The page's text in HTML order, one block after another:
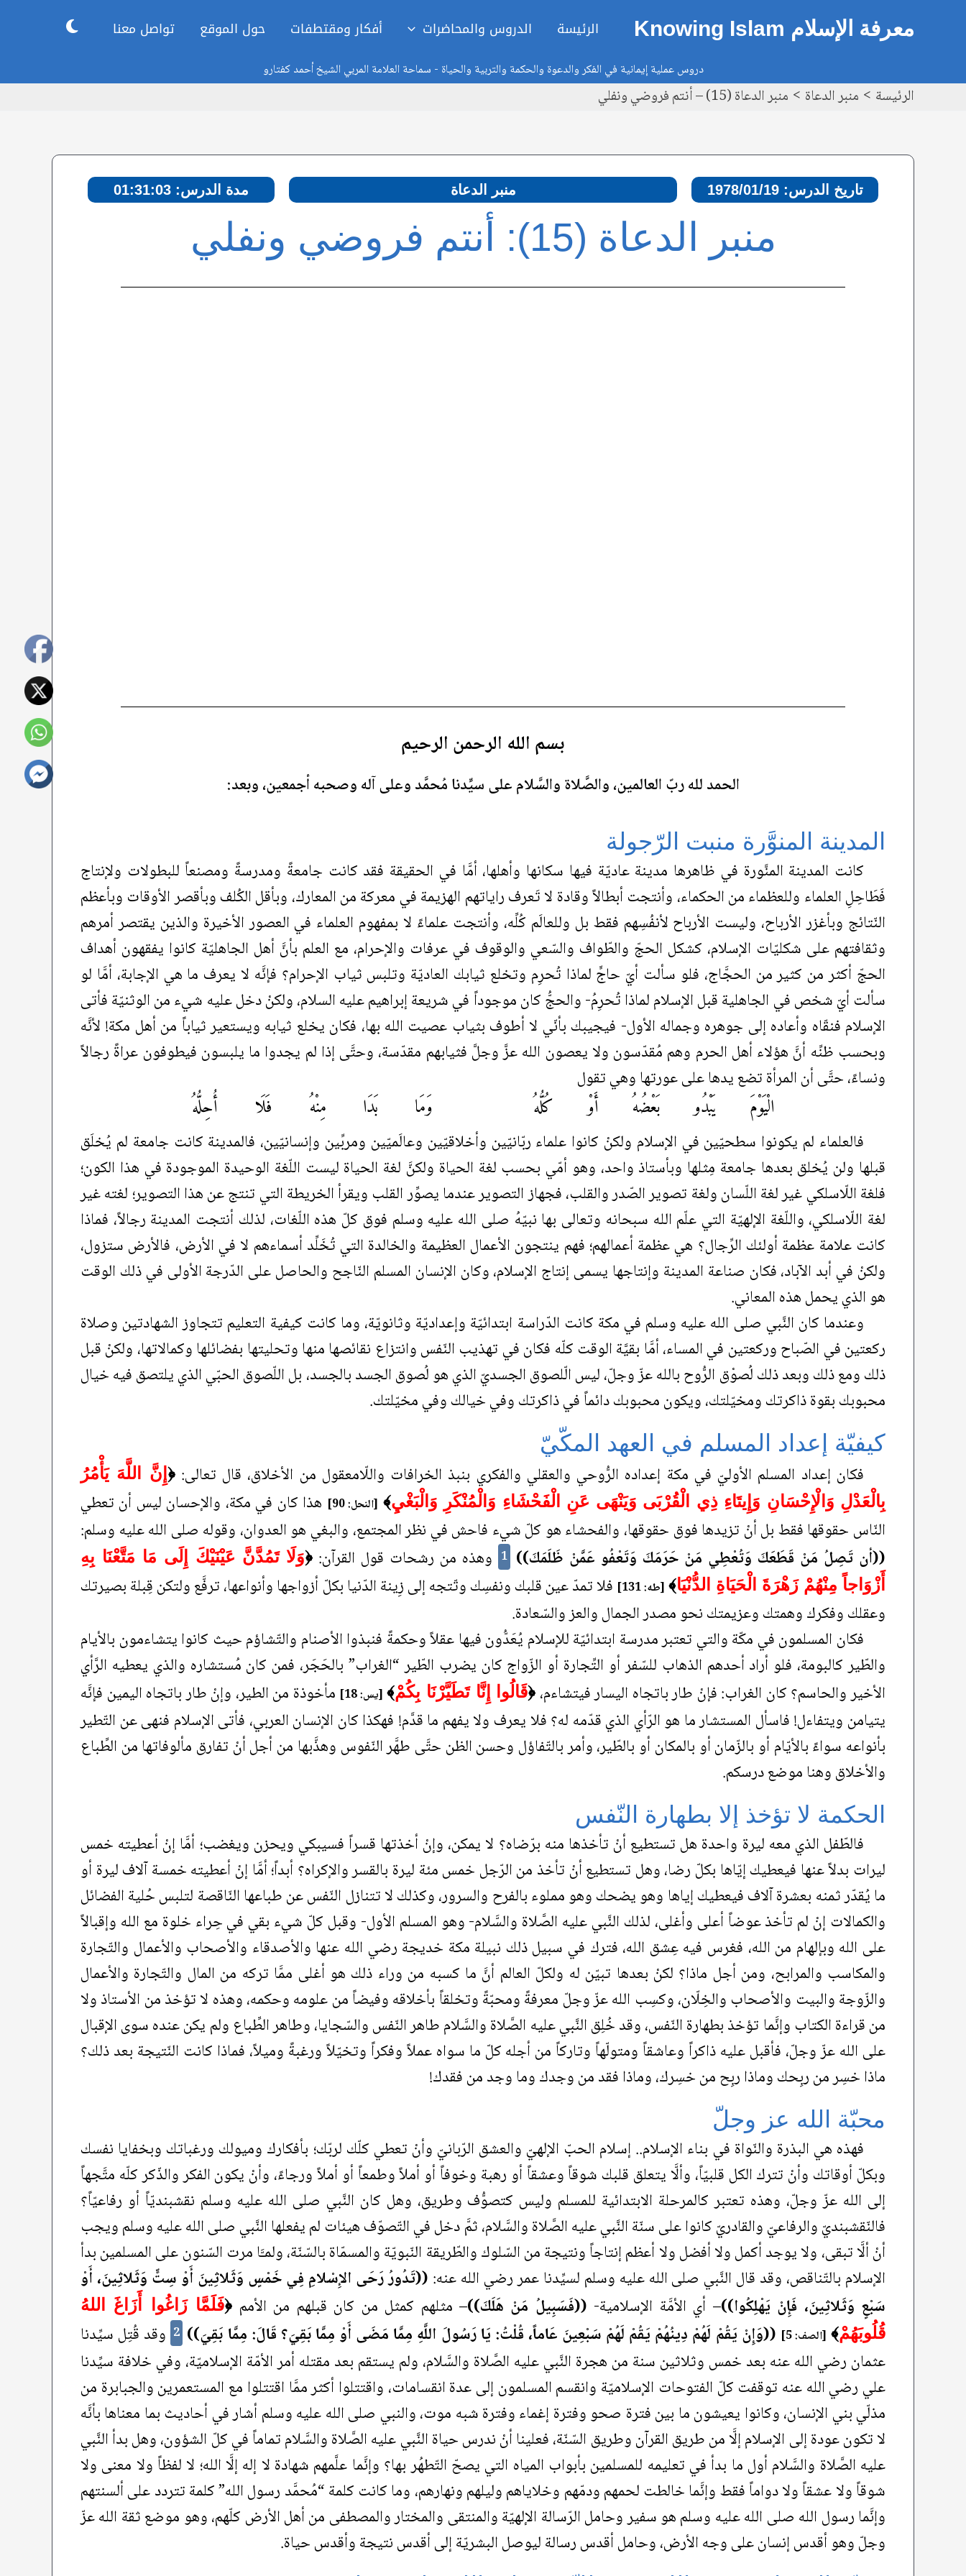
معرفة الإسلام Knowing Islam الرئيسة الدروس والمحاضرات أفكار ومقتطفات حول الموقع تواصل معنا
دروس عملية إيمانية في الفكر والدعوة والحكمة والتربية والحياة - سماحة العلامة المربي الشيخ أحمد كفتارو
الرئيسة منبر الدعاة منبر الدعاة (15) – أنتم فروضي ونفلي
تاريخ الدرس: 1978/01/19 منبر الدعاة مدة الدرس: 01:31:03
منبر الدعاة (15): أنتم فروضي ونفلي
بسم الله الرحمن الرحيم
الحمد لله ربّ العالمين، والصَّلاة والسَّلام على سيِّدنا مُحمَّد وعلى آله وصحبه أجمعين، وبعد:
المدينة المنوَّرة منبت الرّجولة
كانت المدينة المنَّورة في ظاهرها مدينة عاديّة فيها سكانها وأهلها، أمَّا في الحقيقة فقد كانت جامعةً ومدرسةً ومصنعاً للبطولات ولإنتاج
فَطَاحِلِ العلماء وللعظماء من الحكماء، وأنتجت أبطالاً وقادة لا تَعرف راياتهم الهزيمة في معركة من المعارك، وبأقل الكُلف وبأقصر الأوقات وبأعظم
النّتائج وبأغزر الأرباح، وليست الأرباح لأنفُسِهم فقط بل وللعالَم كُلِّه، وأنتجت علماءً لا بمفهوم العلماء في العصور الأخيرة والذين يقتصر أمرهم
وثقافتهم على شكليّات الإسلام، كشكل الحجّ والطّواف والسّعي والوقوف في عرفات والإحرام، مع العلم بأنَّ أهل الجاهليّة كانوا يفقهون أهداف
الحجّ أكثر من كثير من الحجَّاج، فلو سألت أيّ حاجٍّ لماذا تُحرِم وتخلع ثيابك العاديّة وتلبس ثياب الإحرام؟ فإنَّه لا يعرف ما هي الإجابة، أمَّا لو
سألت أيّ شخص في الجاهلية قبل الإسلام لماذا تُحرِمُ- والحجُّ كان موجوداً في شريعة إبراهيم عليه السلام، ولكنْ دخل عليه شيء من الوثنيّة فأتى
الإسلام فنقّاه وأعاده إلى جوهره وجماله الأول- فيجيبك بأنّي لا أطوف بثياب عصيت الله بها، فكان يخلع ثيابه ويستعير ثياباً من أهل مكة! لأنَّه
وبحسب ظنِّه أنَّ هؤلاء أهل الحرم وهم مُقدّسون ولا يعصون الله عزَّ وجلَّ فثيابهم مقدّسة، وحتَّى إذا لم يجدوا ما يلبسون فيطوفون عراةً رجالاً
ونساءً، حتَّى أن المرأة تضع يدها على عورتها وهي تقول
الْيَوْمَ يَبْدُو بَعْضُهُ أَوْ كُلُّهُ وَمَا بَدَا مِنْهُ فَلَا أُحِلُّهُ
فالعلماء لم يكونوا سطحيّين في الإسلام ولكنْ كانوا علماء ربّانيّين وأخلاقيّين وعالَميّين ومربِّين وإنسانيّين، فالمدينة كانت جامعة لم يُخلَق
قبلها ولن يُخلق بعدها جامعة مِثلها وبأستاذ واحد، وهو أمّي بحسب لغة الحياة ولكنَّ لغة الحياة ليست اللّغة الوحيدة الموجودة في هذا الكون؛
فلغة اللّاسلكي غير لغة اللّسان ولغة تصوير الصّدر والقلب، فجهاز التصوير عندما يصوِّر القلب ويقرأ الخريطة التي تنتج عن هذا التصوير؛ لغته غير
لغة اللّاسلكي، واللّغة الإلهيّة التي علّم الله سبحانه وتعالى بها نبيّهُ صلى الله عليه وسلم فوق كلّ هذه اللّغات، لذلك أنتجت المدينة رجالاً، فماذا
كانت علامة عظمة أولئك الرِّجال؟ هي عظمة أعمالهم؛ فهم ينتجون الأعمال العظيمة والخالدة التي تُخَلِّد أسماءهم لا في الأرض، فالأرض ستزول،
ولكنْ في أبد الآباد، فكان صناعة المدينة وإنتاجها يسمى إنتاج الإسلام، وكان الإنسان المسلم النّاجح والحاصل على الدّرجة الأولى في ذلك الوقت
هو الذي يحمل هذه المعاني.
وعندما كان النَّبي صلى الله عليه وسلم في مكة كانت الدّراسة ابتدائيّة وإعداديّة وثانويّة، وما كانت كيفية التعليم تتجاوز الشهادتين وصلاة
ركعتين في الصّباح وركعتين في المساء، أمَّا بقيَّة الوقت كلّه فكان في تهذيب النّفس وانتزاع نقائصها منها وتحليتها بفضائلها وكمالاتها، ولكنْ قبل
ذلك ومع ذلك وبعد ذلك لُصوْق الرُّوح بالله عزّ وجلّ، ليس الّلصوق الجسديّ الذي هو لُصوق الجسد بالجسد، بل اللّصوق الحبّي الذي يلتصق فيه خيال
محبوبك بقوة ذاكرتك ومخيّلتك، ويكون محبوبك دائماً في ذاكرتك وفي خيالك وفي مخيّلتك.
كيفيّة إعداد المسلم في العهد المكّيّ
فكان إعداد المسلم الأوليّ في مكة إعداده الرُّوحي والعقلي والفكري بنبذ الخرافات واللّامعقول من الأخلاق، قال تعالى:﴿ إِنَّ اللَّهَ يَأْمُرُ
بِالْعَدْلِ وَالْإِحْسَانِ وَإِيتَاءِ ذِي الْقُرْبَى وَيَنْهَى عَنِ الْفَحْشَاءِ وَالْمُنْكَرِ وَالْبَغْيِ﴾ [النحل: 90]
هذا كان في مكة، والإحسان ليس أن تعطي
النّاس حقوقها فقط بل أنْ تزيدها فوق حقوقها، والفحشاء هو كلّ شيء فاحش في نظر المجتمع، والبغي هو العدوان، وقوله صلى الله عليه وسلم:
((أن تَصِلُ مَنْ قَطَعَكَ وَتُعْطِي مَنْ حَرَمَكَ وَتَعْفُو عَمَّنْ ظَلَمَكَ)) 1 وهذه من رشحات قول القرآن: ﴿وَلَا تَمُدَّنَّ عَيْنَيْكَ إِلَى مَا مَتَّعْنَا بِهِ
أَزْوَاجاً مِنْهُمْ زَهْرَةَ الْحَيَاةِ الدُّنْيَا﴾ [طه: 131]
فلا تمدّ عين قلبك ونفسِك وتّتجه إلى زِينة الدّنيا بكلّ أزواجها وأنواعها، ترفَّع ولتكن قِبلة بصيرتك
وعقلك وفكرك وهمتك وعزيمتك نحو مصدر الجمال والعز والسّعادة.
فكان المسلمون في مكّة والتي تعتبر مدرسة ابتدائيّة للإسلام يُعَدُّون فيها عقلاً وحكمةً فنبذوا الأصنام والتّشاؤم حيث كانوا يتشاءمون بالأيام
والطّير كالبومة، فلو أراد أحدهم الذهاب للسّفر أو التِّجارة أو الزّواج كان يضرب الطّير “الغراب” بالحَجَر، فمن كان مُستشاره والذي يعطيه الرَّأي
الأخير والحاسم؟ كان الغراب: فإنْ طار باتجاه اليسار فيتشاءم، ﴿قَالُوا إِنَّا تَطَيَّرْنَا بِكُمْ﴾ [يس: 18]
مأخوذة من الطير، وإنْ طار باتجاه اليمين فإنَّه
يتيامن ويتفاءل! فاسأل المستشار ما هو الرّأي الذي قدّمه له؟ فلا يعرف ولا يفهم ما قدَّم! فهكذا كان الإنسان العربي، فأتى الإسلام فنهى عن التّطير
بأنواعه سواءً بالأيّام أو بالزّمان أو بالمكان أو بالطّير، وأمر بالتّفاؤل وحسن الظن حتَّى طهَّر النّفوس وهذَّبها من أجل أنْ تفارق مألوفاتها من الطِّباع
والأخلاق وهنا موضع درسكم.
الحكمة لا تؤخذ إلا بطهارة النّفس
فالطّفل الذي معه ليرة واحدة هل تستطيع أنْ تأخذها منه برّضاه؟ لا يمكن، وإنْ أخذتها قسراً فسيبكي ويحزن ويغضب؛ أمَّا إنْ أعطيته خمس
ليرات بدلاً عنها فيعطيك إيّاها بكلّ رضا، وهل تستطيع أنْ تأخذ من الرّجل خمس مئة ليرة بالقسر والإكراه؟ أبداً؛ أمَّا إنْ أعطيته خمسة آلاف ليرة أو
ما يُقدّر ثمنه بعشرة آلاف فيعطيك إياها وهو يضحك وهو مملوء بالفرح والسرور، وكذلك لا تتنازل النّفس عن طباعها النّاقصة لتلبس حُلية الفضائل
والكمالات إنْ لم تأخذ عوضاً أعلى وأغلى، لذلك النَّبي عليه الصَّلاة والسَّلام- وهو المسلم الأول- وقبل كلّ شيء بقي في حِراء خلوة مع الله وإقبالاً
على الله وبإلهام من الله، فغرس فيه عِشق الله، فترك في سبيل ذلك نبيلة مكة خديجة رضي الله عنها والأصدقاء والأصحاب والأعمال والتّجارة
والمكاسب والمرابح، ومن أجل ماذا؟ لكنْ بعدها تبيّن له ولكلّ العالم أنَّ ما كسبه من وراء ذلك هو أغلى ممَّا تركه من المال والتّجارة والأعمال
والزّوجة والبيت والأصحاب والخِلّان، وكسِب الله عزّ وجلّ معرفةً ومحبّةً وتخلقاً بأخلاقه وفيضاً من علومه وحكمه، وهذه لا تؤخذ من الأستاذ ولا
من قراءة الكتاب وإنَّما تؤخذ بطهارة النّفس، وقد خُلِق النَّبي عليه الصَّلاة والسَّلام طاهر النّفس والسّجايا، وطاهر الطِّباع ولم يكن عنده سوى الإقبال
على الله عزّ وجلّ، فأقبل عليه ذاكراً وعاشقاً ومتولّهاً وتاركاً من أجله كلّ ما سواه عملاً وفكراً وتخيّلاً ورغبةً وميلاً، فماذا كانت النّتيجة بعد ذلك؟
ماذا خسِر من ربِحك وماذا ربِح من خسِرك، وماذا فقد من وجدك وما وجد من فقدك!
محبّة الله عز وجلّ
فهذه هي البذرة والنّواة في بناء الإسلام.. إسلام الحبّ الإلهيّ والعشق الرّبانيّ وأنْ تعطي كلّك لربّك؛ بأفكارك وميولك ورغباتك وبخفايا نفسك
وبكلّ أوقاتك وأنْ تترك الكل قلبيّاً، وألَّا يتعلق قلبك شوقاً وعشقاً أو رهبة وخوفاً أو أملاً وطمعاً أو أملاً ورجاءً، وأنْ يكون الفكر والذّكر كلّه متَّجهاً
إلى الله عزّ وجلّ، وهذه تعتبر كالمرحلة الابتدائية للمسلم وليس كتصوُّف وطريق، وهل كان النَّبي صلى الله عليه وسلم نقشبنديّاً أو رفاعيّاً؟
فالنّقشبنديّ والرفاعيّ والقادريّ كانوا على سنّة النَّبي عليه الصَّلاة والسَّلام، ثمَّ دخل في التّصوّف هيئات لم يفعلها النَّبي صلى الله عليه وسلم ويجب
أنْ ألَّا تبقى، ولا يوجد أكمل ولا أفضل ولا أعظم إنتاجاً ونتيجة من السّلوك والطّريقة النّبويّة والمسمّاة بالسّنّة، ولمـَّا مرت السّنون على المسلمين بدأ
الإسلام بالتّناقص، وقد قال النَّبي صلى الله عليه وسلم لسيِّدنا عمر رضي الله عنه: ((تَدُورُ رَحَى الإِسْلامِ فِي خَمْسٍ وَثَلاثِينَ أَوْ سِتٍّ وَثَلاثِينَ، أَوْ
سَبْعٍ وَثَلاثِينَ، فَإِنْ يَهْلِكُوا))– أي الأمَّة الإسلامية- ((فَسَبِيلُ مَنْ هَلَكَ))– مثلهم كمثل من كان قبلهم من الأمم ﴿فَلَمَّا زَاغُوا أَزَاغَ اللهُ
قُلُوبَهُمْ﴾ [الصف: 5] ((وَإِنْ يَقُمْ لَهُمْ دِينُهُمْ يَقُمْ لَهُمْ سَبْعِينَ عَاماً، قُلْتُ: يَا رَسُولَ اللَّهِ مِمَّا مَضَى أَوْ مِمَّا بَقِيَ؟ قَالَ: مِمَّا بَقِيَ)) 2 وقد قُتِل سيِّدنا
عثمان رضي الله عنه بعد خمس وثلاثين سنة من هجرة النَّبي عليه الصَّلاة والسَّلام، ولم يستقم بعد مقتله أمر الأمّة الإسلاميّة، وفي خلافة سيِّدنا
علي رضي الله عنه توقفت كلّ الفتوحات الإسلاميّة وانقسم المسلمون إلى عدة انقسامات، واقتتلوا أكثر ممَّا اقتتلوا مع المستعمرين والجبابرة من
مذلّي بني الإنسان، وكانوا يعيشون ما بين فترة صحو وفترة إغماء وفترة شبه موت، والنبي صلى الله عليه وسلم أشار في أحاديث بما معناها بأنَّه
لا تكون عودة إلى الإسلام إلَّا من طريق القرآن وطريق السّنّة، فعلينا أنْ ندرس حياة النَّبي عليه الصَّلاة والسَّلام تماماً في كلّ الشؤون، وهل بدأ النَّبي
عليه الصَّلاة والسَّلام أول ما بدأ في تعليمه للمسلمين بأبواب المياه التي يصحّ التّطهُر بها؟ وإنَّما علَّمهم شهادة لا إله إلَّا الله؛ لا لفظاً ولا معنى ولا
شوقاً ولا عشقاً ولا دواماً فقط وإنَّما خالطت لحمهم ودمّهم وخلاياهم وليلهم ونهارهم، وما كانت كلمة “مُحمَّد رسول الله” كلمة تتردد على ألسنتهم
وإنَّما رسول الله صلى الله عليه وسلم هو سفير وحامل الرّسالة الإلهيّة والمنتقى والمختار والمصطفى من أهل الأرض كلّهم، وهو موضع ثقة الله عزّ
وجلّ وهو أقدس إنسان على وجه الأرض، وحامل أقدس رسالة ليوصل البشريّة إلى أقدس نتيجة وأقدس حياة.
navigation